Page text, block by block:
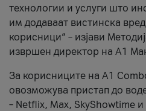
технологии и услуги што
им додаваат вистинска
корисници“ – изјави
извршен директор на А1
За корисниците на A1
овозможува пристап до
– Netflix, Max, SkyShowtime